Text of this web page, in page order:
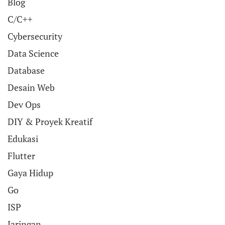
C/C++
Cybersecurity
Data Science
Database
Desain Web
Dev Ops
DIY & Proyek Kreatif
Edukasi
Flutter
Gaya Hidup
Go
ISP